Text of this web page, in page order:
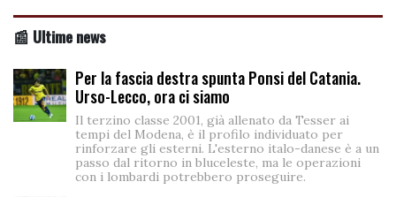
📰 Ultime news
Per la fascia destra spunta Ponsi del Catania.
Urso-Lecco, ora ci siamo
Il terzino classe 2001, già allenato da Tesser ai
tempi del Modena, è il profilo individuato per
rinforzare gli esterni. L'esterno italo-danese è a un
passo dal ritorno in bluceleste, ma le operazioni
con i lombardi potrebbero proseguire.